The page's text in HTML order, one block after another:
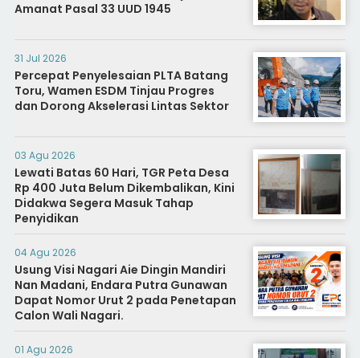
Amanat Pasal 33 UUD 1945
31 Jul 2026
Percepat Penyelesaian PLTA Batang
Toru, Wamen ESDM Tinjau Progres
dan Dorong Akselerasi Lintas Sektor
03 Agu 2026
Lewati Batas 60 Hari, TGR Peta Desa
Rp 400 Juta Belum Dikembalikan, Kini
Didakwa Segera Masuk Tahap
Penyidikan
04 Agu 2026
Usung Visi Nagari Aie Dingin Mandiri
Nan Madani, Endara Putra Gunawan
Dapat Nomor Urut 2 pada Penetapan
Calon Wali Nagari.
01 Agu 2026